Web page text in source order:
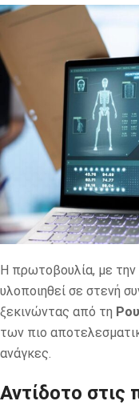
Η πρωτοβουλία, με την
υλοποιηθεί σε στενή
ξεκινώντας από τη
των πιο
ανάγκες.
Αντίδοτο στις